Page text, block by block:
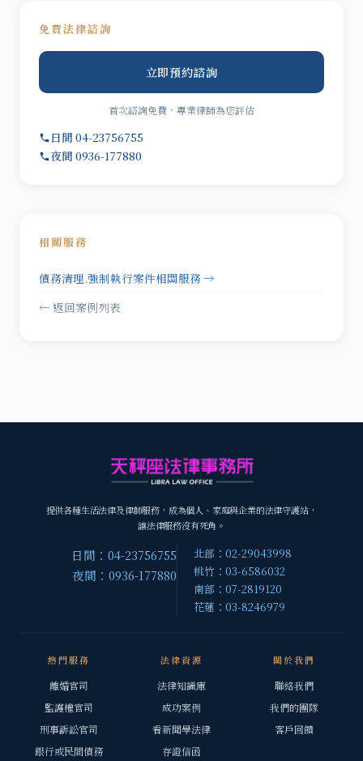
免費法律諮詢
立即預約諮詢
首次諮詢免費，專業律師為您評估
日間 04-23756755
夜間 0936-177880
相關服務
債務清理.強制執行案件相關服務 →
← 返回案例列表
提供各種生活法律及律師服務，成為個人、家庭與企業的法律守護站，
讓法律服務沒有死角。
日間：04-23756755
夜間：0936-177880
北部：02-29043998
桃竹：03-6586032
南部：07-2819120
花蓮：03-8246979
熱門服務
離婚官司
監護權官司
刑事訴訟官司
銀行或民間債務
法律資源
法律知識庫
成功案例
看新聞學法律
存證信函
關於我們
聯絡我們
我們的團隊
客戶回饋